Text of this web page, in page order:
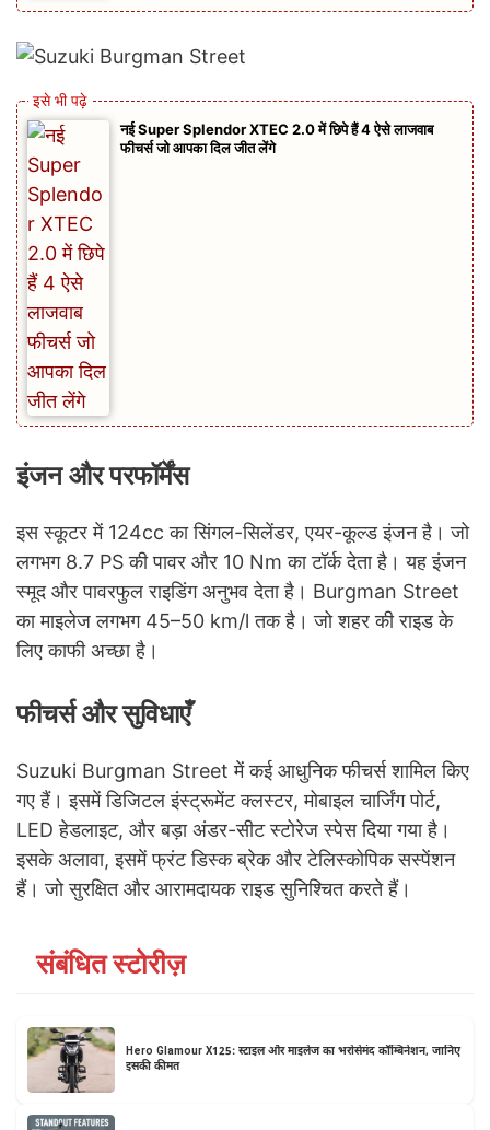
नई Super Splendor XTEC 2.0 में छिपे हैं 4 ऐसे लाजवाब
फीचर्स जो आपका दिल जीत लेंगे
इंजन और परफॉर्मेंस
इस स्कूटर में 124cc का सिंगल-सिलेंडर, एयर-कूल्ड इंजन है। जो
लगभग 8.7 PS की पावर और 10 Nm का टॉर्क देता है। यह इंजन
स्मूद और पावरफुल राइडिंग अनुभव देता है। Burgman Street
का माइलेज लगभग 45–50 km/l तक है। जो शहर की राइड के
लिए काफी अच्छा है।
फीचर्स और सुविधाएँ
Suzuki Burgman Street में कई आधुनिक फीचर्स शामिल किए
गए हैं। इसमें डिजिटल इंस्ट्रूमेंट क्लस्टर, मोबाइल चार्जिंग पोर्ट,
LED हेडलाइट, और बड़ा अंडर-सीट स्टोरेज स्पेस दिया गया है।
इसके अलावा, इसमें फ्रंट डिस्क ब्रेक और टेलिस्कोपिक सस्पेंशन
हैं। जो सुरक्षित और आरामदायक राइड सुनिश्चित करते हैं।
संबंधित स्टोरीज़
Hero Glamour X125: स्टाइल और माइलेज का भरोसेमंद कॉम्बिनेशन, जानिए
इसकी कीमत